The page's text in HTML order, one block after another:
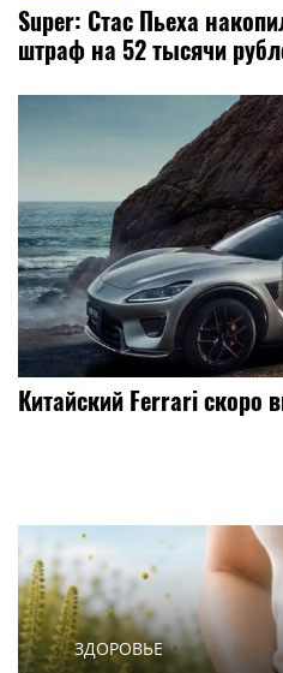
Super: Стас Пьеха
штраф на 52 тысячи
Китайский Ferrari скоро
ЗДОРОВЬЕ